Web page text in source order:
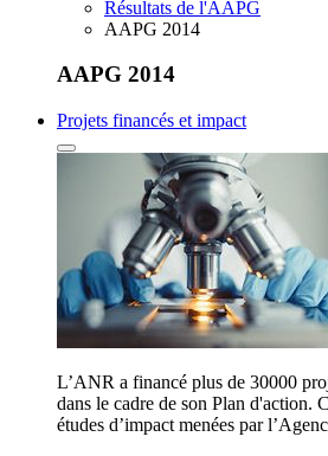
Résultats de l'AAPG
AAPG 2014
AAPG 2014
Projets financés et impact
L’ANR a financé plus de 30000
dans le cadre de son Plan d'action.
études d’impact menées par